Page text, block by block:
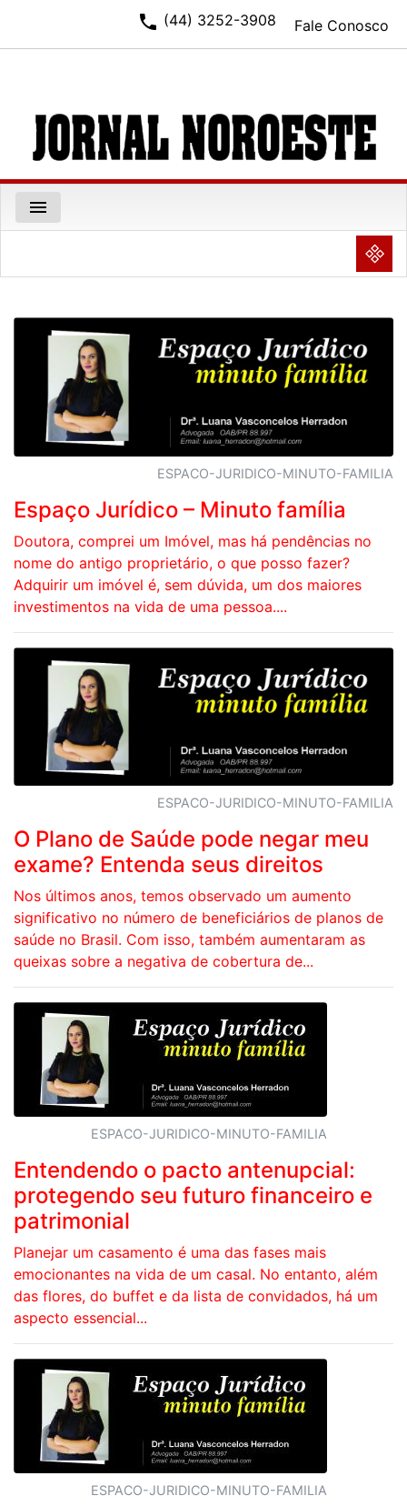
Fale Conosco
phone (44) 3252-3908
menu
NULL
ESPACO-JURIDICO-MINUTO-FAMILIA
Espaço Jurídico – Minuto família
Doutora, comprei um Imóvel, mas há pendências no
nome do antigo proprietário, o que posso fazer?
Adquirir um imóvel é, sem dúvida, um dos maiores
investimentos na vida de uma pessoa....
ESPACO-JURIDICO-MINUTO-FAMILIA
O Plano de Saúde pode negar meu
exame? Entenda seus direitos
Nos últimos anos, temos observado um aumento
significativo no número de beneficiários de planos de
saúde no Brasil. Com isso, também aumentaram as
queixas sobre a negativa de cobertura de...
ESPACO-JURIDICO-MINUTO-FAMILIA
Entendendo o pacto antenupcial:
protegendo seu futuro financeiro e
patrimonial
Planejar um casamento é uma das fases mais
emocionantes na vida de um casal. No entanto, além
das flores, do buffet e da lista de convidados, há um
aspecto essencial...
ESPACO-JURIDICO-MINUTO-FAMILIA